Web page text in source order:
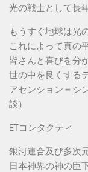
光の戦士として長
もうすぐ地球は光
これによって真の
皆さんと喜びを分
世の中を良くする
アセンション＝シ
談）
ETコンタクティ
銀河連合及び多次
日本神界の神の臣